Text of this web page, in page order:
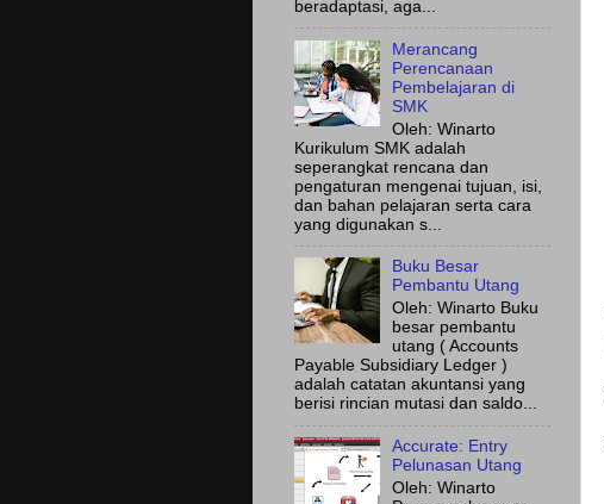
beradaptasi, aga...
Merancang
Perencanaan
Pembelajaran di
SMK
Oleh: Winarto
Kurikulum SMK adalah
seperangkat rencana dan
pengaturan mengenai tujuan, isi,
dan bahan pelajaran serta cara
yang digunakan s...
Buku Besar
Pembantu Utang
Oleh: Winarto Buku
besar pembantu
utang ( Accounts
Payable Subsidiary Ledger )
adalah catatan akuntansi yang
berisi rincian mutasi dan saldo...
Accurate: Entry
Pelunasan Utang
Oleh: Winarto